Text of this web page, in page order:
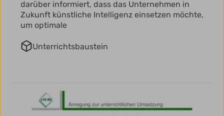
darüber informiert, dass das Unternehmen in
Zukunft künstliche Intelligenz einsetzen möchte,
um optimale
Unterrichtsbaustein